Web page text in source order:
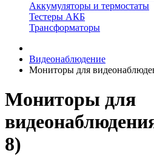
Аккумуляторы и термостаты
Тестеры АКБ
Трансформаторы
Видеонаблюдение
Мониторы для
Мониторы для
8)